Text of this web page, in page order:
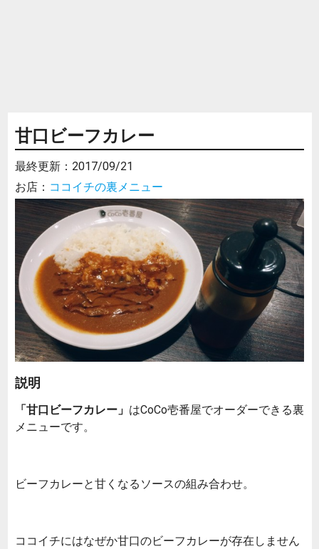
甘口ビーフカレー
最終更新： 2017/09/21
お店： ココイチの裏メニュー
説明
「甘口ビーフカレー」 はCoCo壱番屋でオーダーできる裏
メニューです。
ビーフカレーと甘くなるソースの組み合わせ。
ココイチにはなぜか甘口のビーフカレーが存在しません